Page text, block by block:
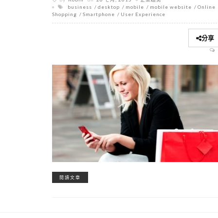
business
desktop mobile mobile website
Online
Shopping
Smartphone User Experience
分享
閱讀文章